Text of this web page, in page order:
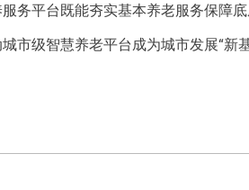
务平台既能夯实基本养老服务保障
市级智慧养老平台成为城市发展“新